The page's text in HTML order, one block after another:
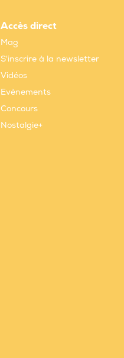
Accès direct
Mag
S'inscrire à la newsletter
Vidéos
Evènements
Concours
Nostalgie+